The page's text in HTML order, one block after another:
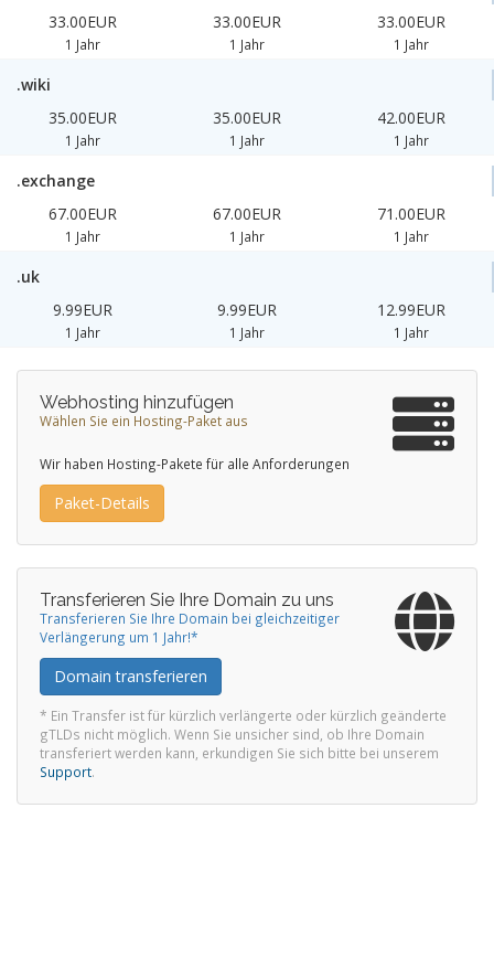
33.00EUR
1 Jahr
33.00EUR
1 Jahr
33.00EUR
1 Jahr
.wiki
35.00EUR
1 Jahr
35.00EUR
1 Jahr
42.00EUR
1 Jahr
.exchange
67.00EUR
1 Jahr
67.00EUR
1 Jahr
71.00EUR
1 Jahr
.uk
9.99EUR
1 Jahr
9.99EUR
1 Jahr
12.99EUR
1 Jahr
Webhosting hinzufügen
Wählen Sie ein Hosting-Paket aus
Wir haben Hosting-Pakete für alle Anforderungen
Paket-Details
Transferieren Sie Ihre Domain zu uns
Transferieren Sie Ihre Domain bei gleichzeitiger
Verlängerung um 1 Jahr!*
Domain transferieren
* Ein Transfer ist für kürzlich verlängerte oder kürzlich geänderte
gTLDs nicht möglich. Wenn Sie unsicher sind, ob Ihre Domain
transferiert werden kann, erkundigen Sie sich bitte bei unserem
Support.